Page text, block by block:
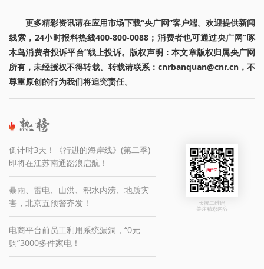
更多精彩资讯请在应用市场下载“央广网”客户端。欢迎提供新闻
线索，24小时报料热线400-800-0088；消费者也可通过央广网“啄
木鸟消费者投诉平台”线上投诉。版权声明：本文章版权归属央广网
所有，未经授权不得转载。转载请联系：cnrbanquan@cnr.cn，不
尊重原创的行为我们将追究责任。
倒计时3天！《行进的海岸线》(第二季)
即将在江苏南通踏浪启航！
暴雨、雷电、山洪、积水内涝、地质灾
害，北京五预警齐发！
电商平台前员工利用系统漏洞，“0元
购”3000多件家电！
长按二维码
关注精彩内容